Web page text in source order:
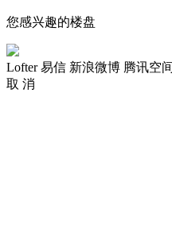
您感兴趣的楼盘
Lofter 易信 新浪微博 腾讯空间
取 消